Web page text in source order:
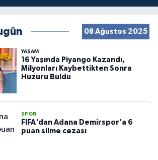
08 Ağustos 2025
YAŞAM
16 Yaşında Piyango Kazandı,
Milyonları Kaybettikten Sonra
Huzuru Buldu
SPOR
FIFA'dan Adana Demirspor'a 6
puan silme cezası